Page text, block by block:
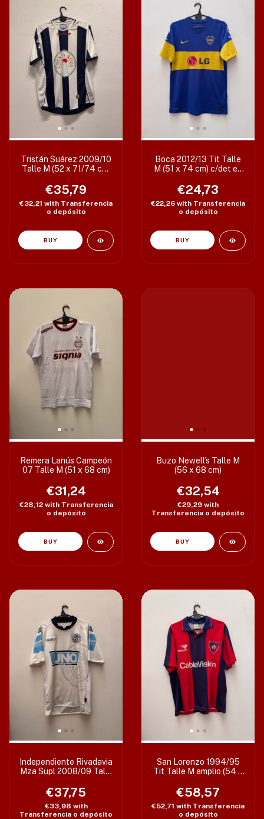
Tristán Suárez 2009/10
Talle M (52 x 71/74 cm)
€35,79
€32,21 with Transferencia
o depósito
Boca 2012/13 Tit Talle
M (51 x 74 cm) c/det en
€24,73
€22,26 with Transferencia
o depósito
Remera Lanús Campeón
07 Talle M (51 x 68 cm)
€31,24
€28,12 with Transferencia
o depósito
Buzo Newell’s Talle M
(56 x 68 cm)
€32,54
€29,29 with
Transferencia o depósito
Independiente Rivadavia
Mza Supl 2008/09 Talle
€37,75
€33,98 with
Transferencia o depósito
San Lorenzo 1994/95
Tit Talle M amplio (54 x
€58,57
€52,71 with Transferencia
o depósito